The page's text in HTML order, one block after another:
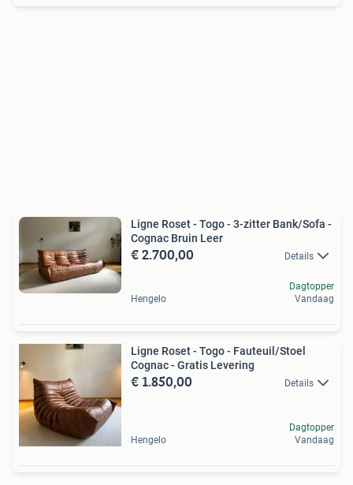
Ligne Roset - Togo - 3-zitter Bank/Sofa -
Cognac Bruin Leer
€ 2.700,00 Details
Hengelo
Dagtopper
Vandaag
Ligne Roset - Togo - Fauteuil/Stoel
Cognac - Gratis Levering
€ 1.850,00 Details
Hengelo
Dagtopper
Vandaag